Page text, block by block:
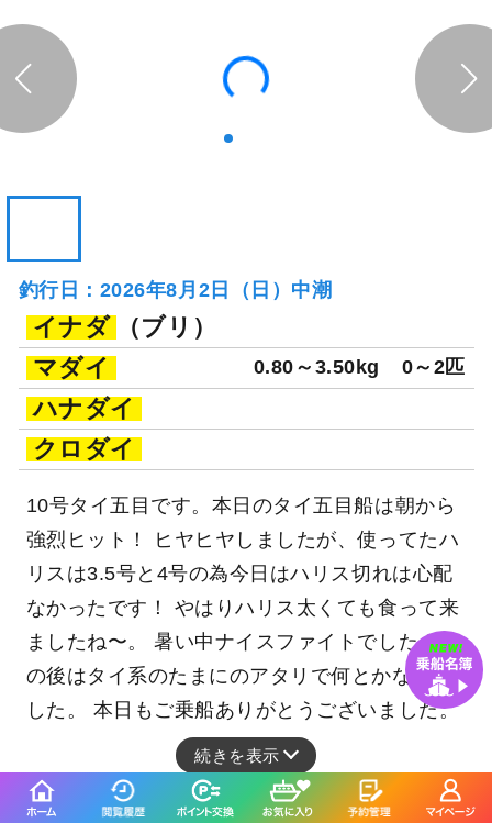
釣行日：2026年8月2日（日）中潮
イナダ
（ブリ）
マダイ
0.80～3.50kg 0～2匹
ハナダイ
クロダイ
10号タイ五目です。本日のタイ五目船は朝から
強烈ヒット！ ヒヤヒヤしましたが、使ってたハ
リスは3.5号と4号の為今日はハリス切れは心配
なかったです！ やはりハリス太くても食って来
ましたね〜。 暑い中ナイスファイトでした！ そ
の後はタイ系のたまにのアタリで何とかなりま
した。 本日もご乗船ありがとうございました。
続きを表示